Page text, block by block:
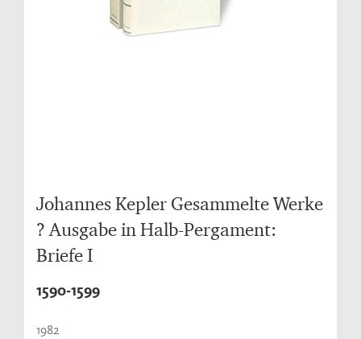
Johannes Kepler Gesammelte Werke
? Ausgabe in Halb-Pergament:
Briefe I
1590-1599
1982